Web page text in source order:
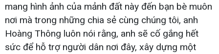
mang hình ảnh của mảnh đất này đến bạn bè muôn
nơi mà trong những chia sẻ cùng chúng tôi, anh
Hoàng Thông luôn nói rằng, anh sẽ cố gắng hết
sức để hỗ trợ người dân nơi đây, xây dựng một